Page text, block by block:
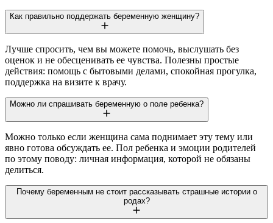
Как правильно поддержать беременную женщину?
Лучше спросить, чем вы можете помочь, выслушать без
оценок и не обесценивать ее чувства. Полезны простые
действия: помощь с бытовыми делами, спокойная прогулка,
поддержка на визите к врачу.
Можно ли спрашивать беременную о поле ребенка?
Можно только если женщина сама поднимает эту тему или
явно готова обсуждать ее. Пол ребенка и эмоции родителей
по этому поводу: личная информация, которой не обязаны
делиться.
Почему беременным не стоит рассказывать страшные истории о
родах?